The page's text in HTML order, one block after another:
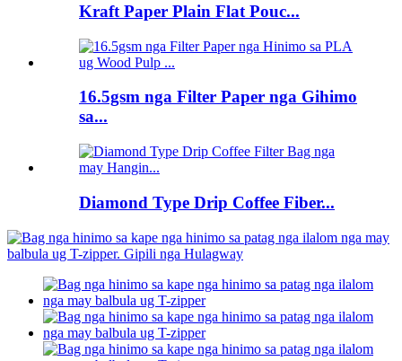
Kraft Paper Plain Flat Pouc...
16.5gsm nga Filter Paper nga Gihimo
sa...
Diamond Type Drip Coffee Fiber...